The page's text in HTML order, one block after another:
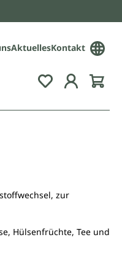
AktuellesKontakt
Du hast 0
zur
Hülsenfrüchte, Tee und